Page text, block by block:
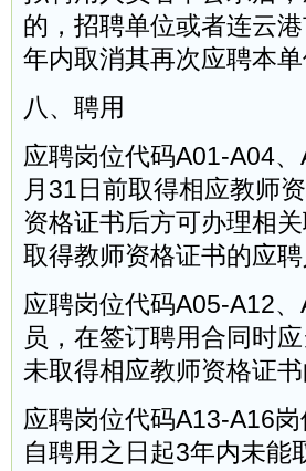
的，招聘单位或者连云
年内取消其再次应聘本
八、聘用
应聘岗位代码A01-A04
月31日前取得相应教师
资格证书后方可办理相
取得教师资格证书的应
应聘岗位代码A05-A12
员，在签订聘用合同时
未取得相应教师资格证
应聘岗位代码A13-A16
自聘用之日起3年内未能